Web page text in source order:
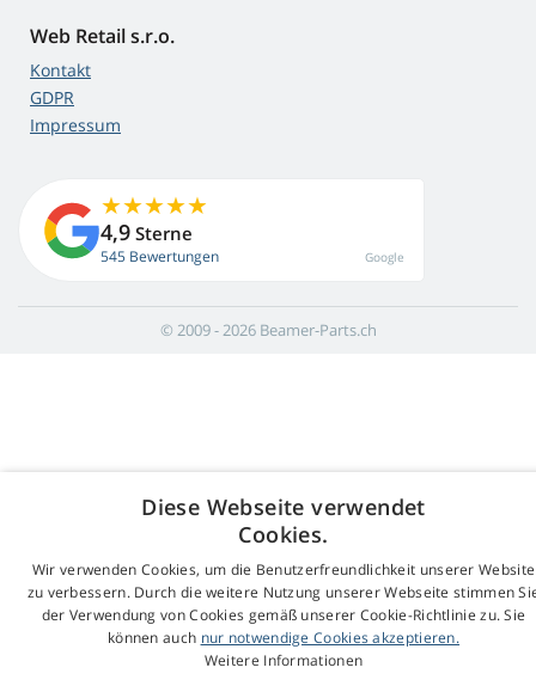
Web Retail s.r.o.
Kontakt
GDPR
Impressum
4,9 Sterne
545 Bewertungen Google
© 2009 - 2026 Beamer-Parts.ch
Diese Webseite verwendet
Cookies.
Wir verwenden Cookies, um die Benutzerfreundlichkeit unserer Website
zu verbessern. Durch die weitere Nutzung unserer Webseite stimmen
der Verwendung von Cookies gemäß unserer Cookie-Richtlinie zu. Sie
können auch nur notwendige Cookies akzeptieren.
Weitere Informationen